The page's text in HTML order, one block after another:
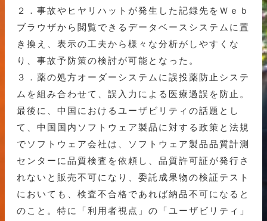
２．事故やヒヤリハットが発生した記録先をＷｅｂ
ブラウザから閲覧できるデータベースシステムに置
き換え、表示の工夫から様々な分析がしやすくな
り、事故予防策の検討が可能となった。
３．薬の処方オーダーシステムに誤投薬防止システ
ムを組み合わせて、誤入力による医療過誤を防止。
最後に、中国におけるユーザビリティの話題とし
て、中国国内ソフトウェア製品に対する政策と法規
でソフトウェア会社は、ソフトウェア製品品質計測
センターに品質検査を依頼し、品質許可証が発行さ
れないと販売不可になり、委託成果物の検証テスト
においても、検査不合格であれば納品不可になると
のこと。特に「利用者視点」の「ユーザビリティ」